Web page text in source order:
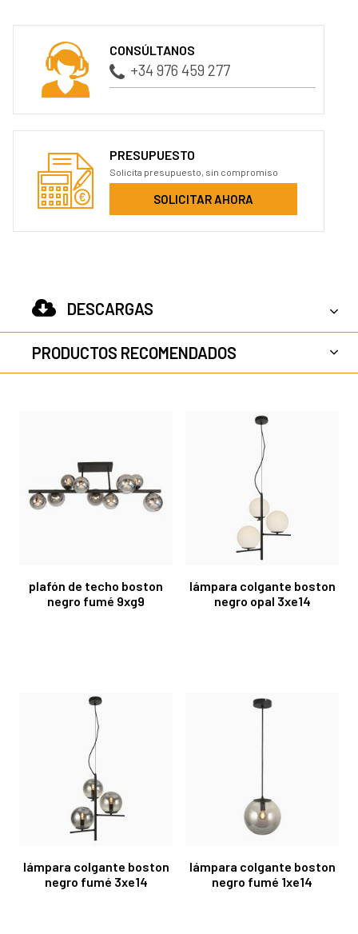
CONSÚLTANOS
+34 976 459 277
PRESUPUESTO
Solicita presupuesto, sin compromiso
SOLICITAR AHORA
DESCARGAS
PRODUCTOS RECOMENDADOS
plafón de techo boston
negro fumé 9xg9
lámpara colgante boston
negro opal 3xe14
lámpara colgante boston
negro fumé 3xe14
lámpara colgante boston
negro fumé 1xe14